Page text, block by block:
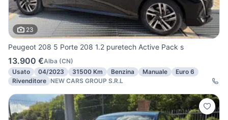
23
Peugeot 208 5 Porte 208 1.2 puretech Active Pack s
13.900 €Alba (CN)
Usato
04/2023 31500 Km Benzina Manuale
Euro 6
Rivenditore NEW CARS GROUP S.R.L